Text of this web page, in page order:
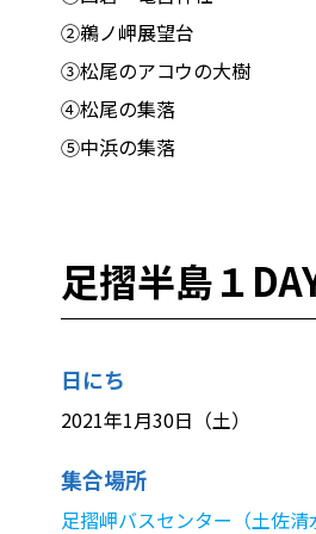
②鵜ノ岬展望台
③松尾のアコウの大樹
④松尾の集落
⑤中浜の集落
足摺半島１
日にち
2021年1月30日（土）
集合場所
足摺岬バスセンター（土佐清